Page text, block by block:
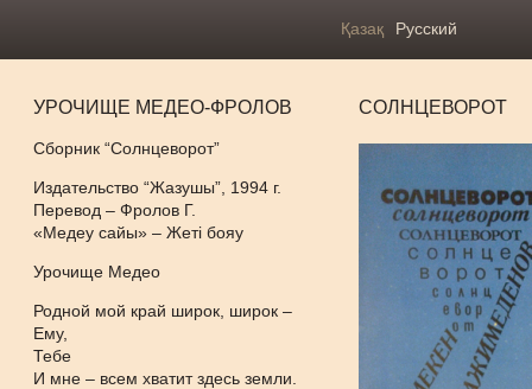
Қазақ Русский
УРОЧИЩЕ МЕДЕО-ФРОЛОВ
Сборник “Солнцеворот”
Издательство “Жазушы”, 1994 г.
Перевод – Фролов Г.
«Медеу сайы» – Жеті бояу
Урочище Медео
Родной мой край широк, широк –
Ему,
Тебе
И мне – всем хватит здесь земли.
СОЛНЦЕВОРОТ